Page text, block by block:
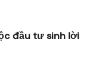
đầu tư sinh lời